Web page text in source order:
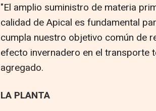
"El amplio suministro de materia
calidad de Apical es fundamental
cumpla nuestro objetivo común de
efecto invernadero en el transporte
agregado.
LA PLANTA